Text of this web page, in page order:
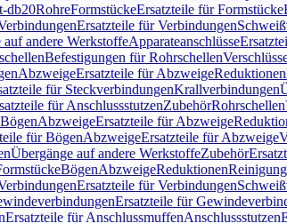
db20RohreFormstückeErsatzteile für Formstücke
Ersatzteile für Verbindungen
andere WerkstoffeApparateanschlüsse
Befestigungen für Rohrschellen
AbzweigeErsatzteile für AbzweigeReduktionen
für SteckverbindungenKrallverbindungen
für AnschlussstutzenZubehörRohrschellen
AbzweigeErsatzteile für Abzweige
für BögenAbzweigeErsatzteile für Abzweige
Übergänge auf andere WerkstoffeZubehör
BögenAbzweigeReduktionen
Ersatzteile für Verbindungen
Ersatzteile für
Ersatzteile für AnschlussmuffenAnschlussstutzen